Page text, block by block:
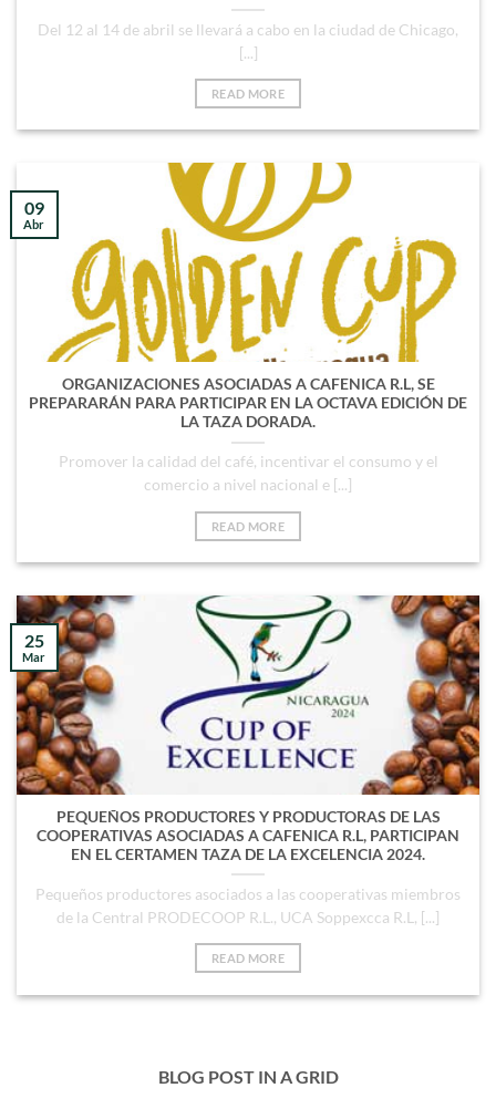
Del 12 al 14 de abril se llevará a cabo en la ciudad de Chicago,
[...]
READ MORE
ORGANIZACIONES ASOCIADAS A CAFENICA R.L, SE
PREPARARÁN PARA PARTICIPAR EN LA OCTAVA EDICIÓN DE
LA TAZA DORADA.
Promover la calidad del café, incentivar el consumo y el
comercio a nivel nacional e [...]
READ MORE
09
Abr
PEQUEÑOS PRODUCTORES Y PRODUCTORAS DE LAS
COOPERATIVAS ASOCIADAS A CAFENICA R.L, PARTICIPAN
EN EL CERTAMEN TAZA DE LA EXCELENCIA 2024.
Pequeños productores asociados a las cooperativas miembros
de la Central PRODECOOP R.L., UCA Soppexcca R.L, [...]
READ MORE
25
Mar
BLOG POST IN A GRID